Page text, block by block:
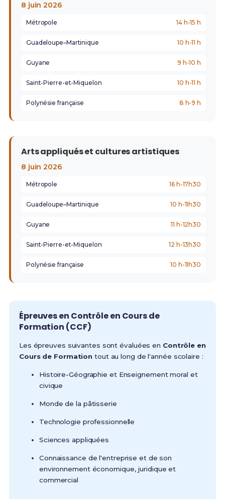
8 juin 2026
Métropole 14 h-15 h
Guadeloupe–Martinique 10 h-11 h
Guyane 9 h-10 h
Saint-Pierre-et-Miquelon 10 h-11 h
Polynésie française 8 h-9 h
Arts appliqués et cultures artistiques
8 juin 2026
Métropole 16 h-17h30
Guadeloupe–Martinique 10 h-11h30
Guyane 11 h-12h30
Saint-Pierre-et-Miquelon 12 h-13h30
Polynésie française 10 h-11h30
Épreuves en Contrôle en Cours de
Formation (CCF)
Les épreuves suivantes sont évaluées en Contrôle en
Cours de Formation tout au long de l'année scolaire :
Histoire-Géographie et Enseignement moral et
civique
Monde de la pâtisserie
Technologie professionnelle
Sciences appliquées
Connaissance de l'entreprise et de son
environnement économique, juridique et
commercial